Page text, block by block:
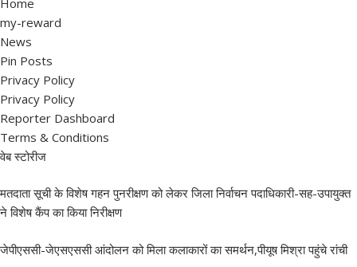
my-reward
News
Pin Posts
Privacy Policy
Privacy Policy
Reporter Dashboard
Terms & Conditions
वेब स्टोरीज
मतदाता सूची के विशेष गहन पुनरीक्षण को लेकर जिला निर्वाचन पदाधिकारी-सह-उपायुक्त
ने विशेष कैंप का किया निरीक्षण
जेपीएससी-जेएसएससी आंदोलन को मिला कलाकारों का समर्थन,पीयूष मिश्रा पहुंचे रांची